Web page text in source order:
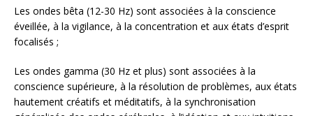
Les ondes bêta (12-30 Hz) sont associées à la conscience
éveillée, à la vigilance, à la concentration et aux états d’esprit
focalisés ;
Les ondes gamma (30 Hz et plus) sont associées à la
conscience supérieure, à la résolution de problèmes, aux états
hautement créatifs et méditatifs, à la synchronisation